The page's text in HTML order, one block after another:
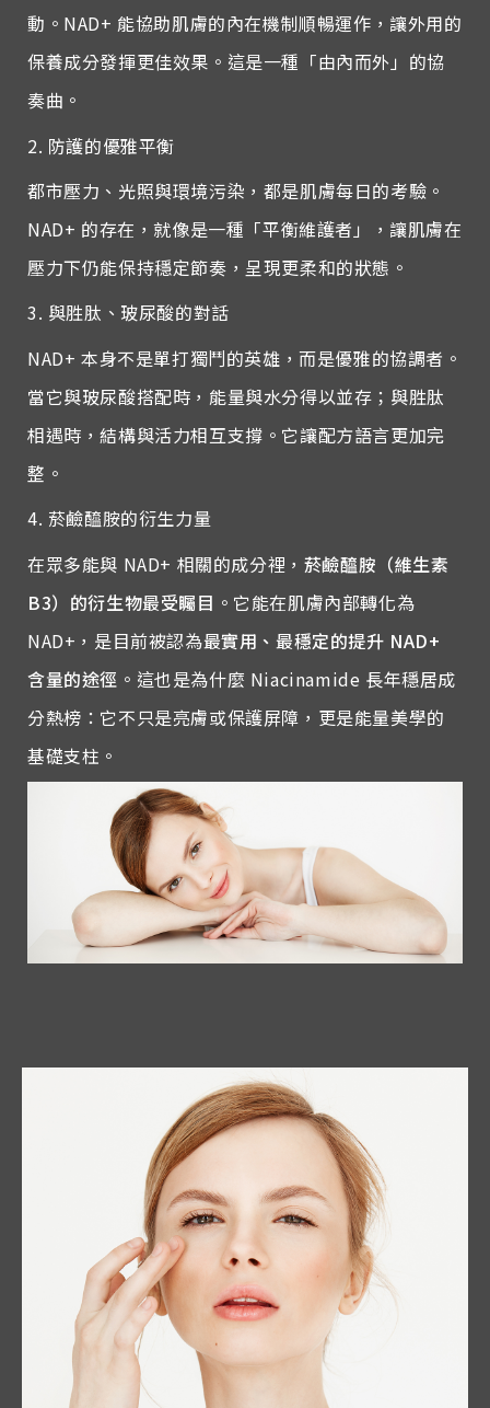
動。NAD+ 能協助肌膚的內在機制順暢運作，讓外用的
保養成分發揮更佳效果。這是一種「由內而外」的協
奏曲。
2. 防護的優雅平衡
都市壓力、光照與環境污染，都是肌膚每日的考驗。
NAD+ 的存在，就像是一種「平衡維護者」，讓肌膚在
壓力下仍能保持穩定節奏，呈現更柔和的狀態。
3. 與胜肽、玻尿酸的對話
NAD+ 本身不是單打獨鬥的英雄，而是優雅的協調者。
當它與玻尿酸搭配時，能量與水分得以並存；與胜肽
相遇時，結構與活力相互支撐。它讓配方語言更加完
整。
4. 菸鹼醯胺的衍生力量
在眾多能與 NAD+ 相關的成分裡， 菸鹼醯胺（維生素
B3）的衍生物最受矚目 。它能在肌膚內部轉化為
NAD+，是目前被認為最實用、最穩定的提升 NAD+
含量的途徑 。這也是為什麼 Niacinamide 長年穩居成
分熱榜：它不只是亮膚或保護屏障，更是能量美學的
基礎支柱。